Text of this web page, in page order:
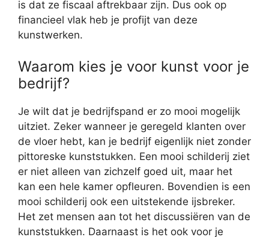
is dat ze fiscaal aftrekbaar zijn. Dus ook op
financieel vlak heb je profijt van deze
kunstwerken.
Waarom kies je voor kunst voor je
bedrijf?
Je wilt dat je bedrijfspand er zo mooi mogelijk
uitziet. Zeker wanneer je geregeld klanten over
de vloer hebt, kan je bedrijf eigenlijk niet zonder
pittoreske kunststukken. Een mooi schilderij ziet
er niet alleen van zichzelf goed uit, maar het
kan een hele kamer opfleuren. Bovendien is een
mooi schilderij ook een uitstekende ijsbreker.
Het zet mensen aan tot het discussiëren van de
kunststukken. Daarnaast is het ook voor je